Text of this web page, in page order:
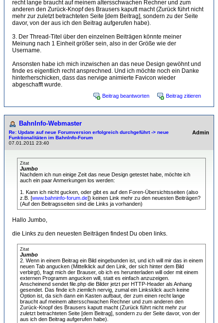
recht lange braucht auf meinem altersschwachen Rechner und zum
anderen den Zurück-Knopf des Brausers kaputt macht (Zurück führt nicht
mehr zur zuletzt betrachteten Seite [dem Beitrag], sondern zu der Seite
davor, von der aus ich den Beitrag aufgerufen habe).
3. Der Thread-Titel über den einzelnen Beiträgen könnte meiner
Meinung nach 1 Einheit größer sein, also in der Größe wie der
Username.
Ansonsten habe ich mich inzwischen an das neue Design gewöhnt und
finde es eigentlich recht ansprechned. Und ich möchte noch ein Danke
hinterherschicken, dass das nervige animierte Favicon wieder
abgeschafft wurde.
Beitrag beantworten Beitrag zitieren
BahnInfo-Webmaster
Re: Update auf neue Forumversion erfolgreich durchgeführt -> neue
Funktionalitäten im BahnInfo-Forum
07.01.2011 23:40
Admin
Zitat
Jumbo
Nachdem ich nun einige Zeit das neue Design getestet habe, möchte ich
auch ein paar Anmerkungen los werden:
1. Kann ich nicht gucken, oder gibt es auf den Foren-Übersichtsseiten (also
z.B. [www.bahninfo-forum.de]) keinen Link mehr zu den neuesten Beiträgen?
(Auf den Beitragsseiten sind die Links ja vorhanden)
Hallo Jumbo,
die Links zu den neuesten Beiträgen findest Du oben links.
Zitat
Jumbo
2. Wenn in einem Beitrag ein Bild eingebunden ist, und ich will mir das in einem
neuen Tab angucken (Mittelklick auf den Link, der sich hinter dem Bild
verbirgt), fragt mich der Brauser, ob ich es herunterladen will oder mit einem
externen Programm angucken will, statt es einfach anzuzeigen.
Anscheinend sendet file.php die Bilder jetzt per HTTP-Header als Anhang
gesendet. Das finde ich ziemlich nervig, zumal ein Linksklick auch keine
Option ist, da sich dann ein Kasten aufbaut, der zum einen recht lange
braucht auf meinem altersschwachen Rechner und zum anderen den
Zurück-Knopf des Brausers kaputt macht (Zurück führt nicht mehr zur
zuletzt betrachteten Seite [dem Beitrag], sondern zu der Seite davor, von der
aus ich den Beitrag aufgerufen habe).